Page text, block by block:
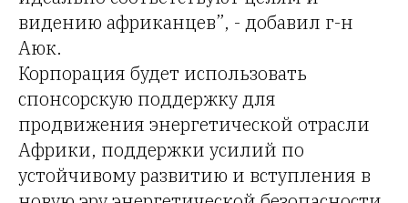
видению африканцев”, - добавил г-н
Аюк.
Корпорация будет использовать
спонсорскую поддержку для
продвижения энергетической отрасли
Африки, поддержки усилий по
устойчивому развитию и вступления в